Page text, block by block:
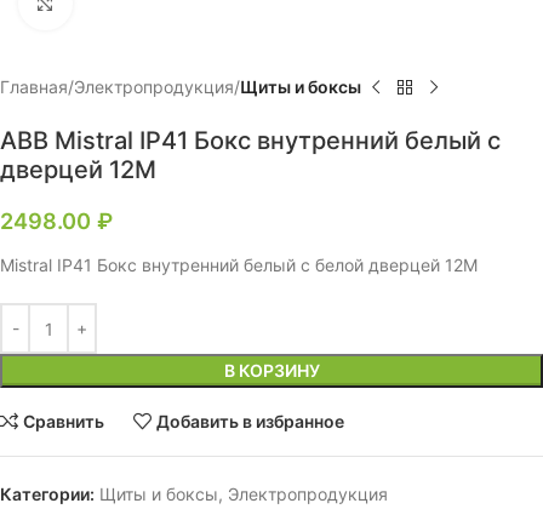
Главная Электропродукция Щиты и боксы
ABB Mistral IP41 Бокс внутренний белый с
дверцей 12М
2498.00 ₽
Mistral IP41 Бокс внутренний белый с белой дверцей 12М
В КОРЗИНУ
Сравнить Добавить в избранное
Категории: Щиты и боксы, Электропродукция